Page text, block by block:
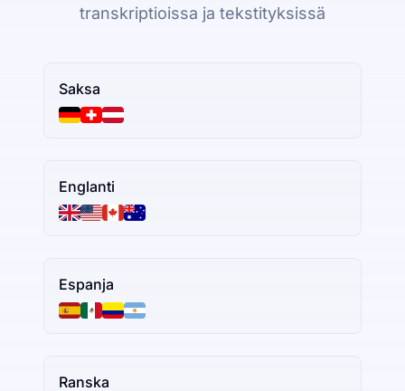
transkriptioissa ja tekstityksissä
Saksa
Englanti
Espanja
Ranska